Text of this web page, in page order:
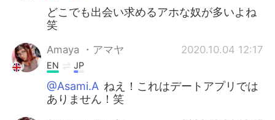
どこでも出会い求めるアホな奴が多いよね
笑
Amaya ・アマヤ 2020.10.04 12:17
EN JP
@Asami.A ねえ！これはデートアプリでは
ありません！笑